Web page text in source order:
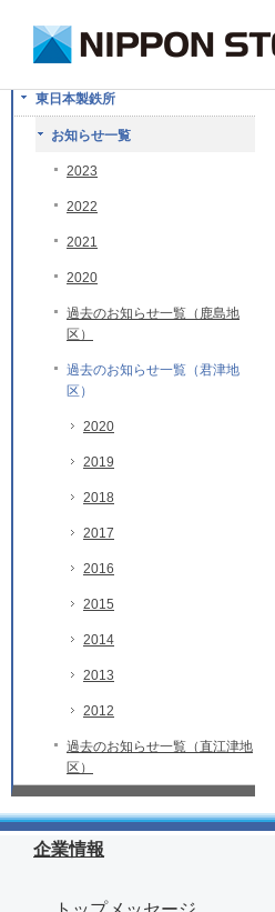
お
東日本製鉄所
お知らせ一覧
2023
2022
2021
2020
過去のお知らせ一覧（鹿島地
区）
過去のお知らせ一覧（君津地
区）
2020
2019
2018
2017
2016
2015
2014
2013
2012
過去のお知らせ一覧（直江津地
区）
企業情報